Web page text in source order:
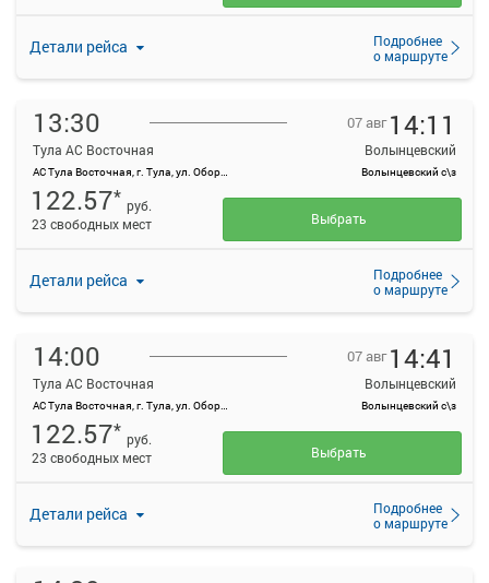
Детали рейса
Подробнее
о маршруте
13:30
Тула АС Восточная
АС Тула Восточная, г. Тула, ул. Оборонная, 83
07 авг 14:11
Волынцевский
Волынцевский с\з
Детали рейса
Подробнее
о маршруте
122.57* руб.
23 свободных мест
Выбрать
14:00
Тула АС Восточная
АС Тула Восточная, г. Тула, ул. Оборонная, 83
07 авг 14:41
Волынцевский
Волынцевский с\з
Детали рейса
Подробнее
о маршруте
122.57* руб.
23 свободных мест
Выбрать